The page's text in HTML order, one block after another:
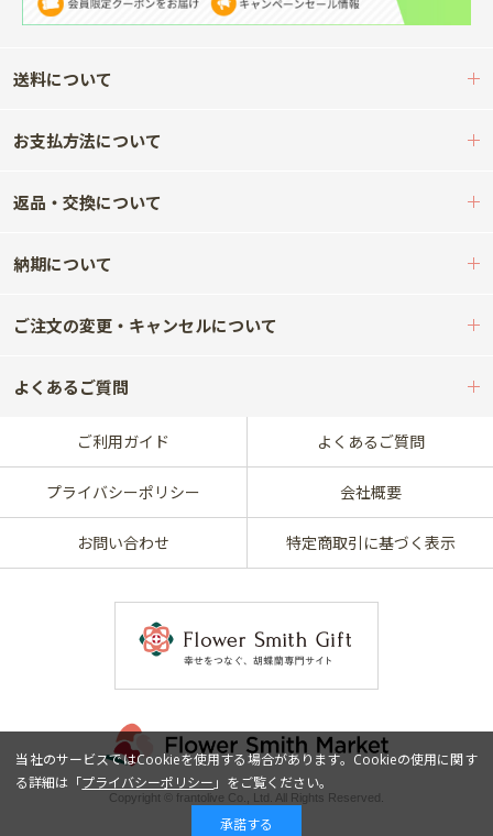
送料について
お支払方法について
返品・交換について
納期について
ご注文の変更・キャンセルについて
よくあるご質問
ご利用ガイド よくあるご質問
プライバシーポリシー 会社概要
お問い合わせ 特定商取引に基づく表示
Copyright © frantolive Co., Ltd. All Rights Reserved.
当社のサービスではCookieを使用する場合があります。Cookieの使用に関す
る詳細は「プライバシーポリシー 」をご覧ください。
承諾する